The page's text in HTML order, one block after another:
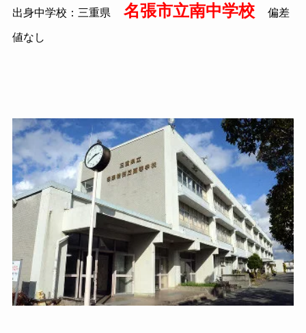
出身中学校：三重県 名張市立南中学校 偏差
値なし